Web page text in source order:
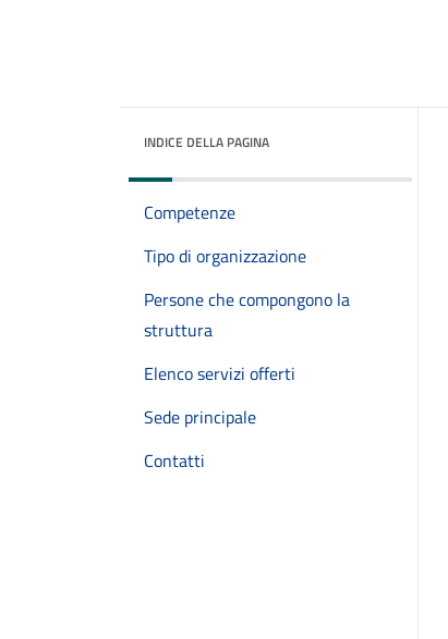
INDICE DELLA PAGINA
Competenze
Tipo di organizzazione
Persone che compongono la
struttura
Elenco servizi offerti
Sede principale
Contatti